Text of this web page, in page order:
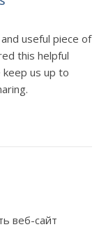
useful piece of
this helpful
us up to
веб-сайт